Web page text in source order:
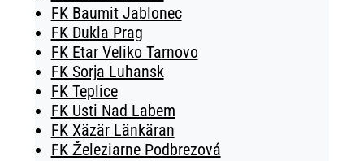
FK Baumit Jablonec
FK Dukla Prag
FK Etar Veliko Tarnovo
FK Sorja Luhansk
FK Teplice
FK Usti Nad Labem
FK Xäzär Länkäran
FK Železiarne Podbrezová